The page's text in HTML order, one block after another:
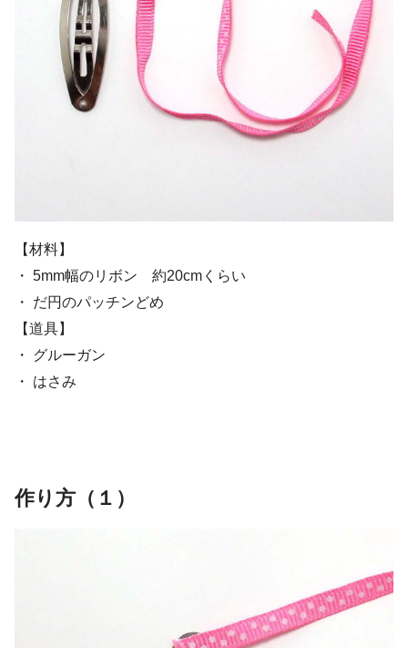
【材料】
・ 5mm幅のリボン 約20cmくらい
・ だ円のパッチンどめ
【道具】
・ グルーガン
・ はさみ
作り方（１）